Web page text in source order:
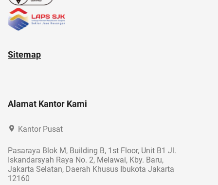
Sitemap
Alamat Kantor Kami
Kantor Pusat
Pasaraya Blok M, Building B, 1st Floor, Unit B1 Jl.
Iskandarsyah Raya No. 2, Melawai, Kby. Baru,
Jakarta Selatan, Daerah Khusus Ibukota Jakarta
12160